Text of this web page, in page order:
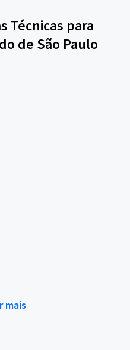
Técnicas para
de São Paulo
mais